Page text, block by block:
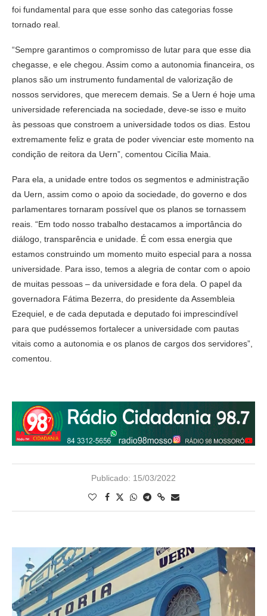
foi fundamental para que esse sonho das categorias fosse
tornado real.
“Sempre garantimos o compromisso de lutar para que esse dia
chegasse, e ele chegou. Assim como a autonomia financeira, os
planos são um instrumento fundamental de valorização de
nossos servidores, que merecem demais. Se a Uern é hoje uma
universidade referenciada na sociedade, deve-se isso e muito
às pessoas que constroem a universidade todos os dias. Estou
extremamente feliz e grata de poder vivenciar este momento na
condição de reitora da Uern”, comentou Cicília Maia.
Para ela, a unidade entre todos os segmentos e administração
da Uern, assim como o apoio da sociedade, do governo e dos
parlamentares tornaram possível que os planos se tornassem
reais. “Em todo nosso trabalho destacamos a importância do
diálogo, transparência e unidade. É com essa energia que
estamos construindo um momento muito especial para a nossa
universidade. Para isso, temos a alegria de contar com o apoio
de muitas pessoas – da universidade e fora dela. O papel da
governadora Fátima Bezerra, do presidente da Assembleia
Ezequiel, e de cada deputada e deputado foi imprescindível
para que pudéssemos fortalecer a universidade com pautas
vitais como a autonomia e os planos de cargos dos servidores”,
comentou.
Publicado: 15/03/2022